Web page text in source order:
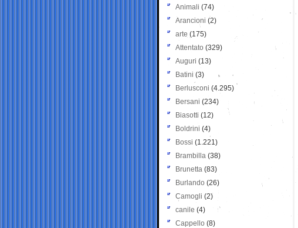
Animali (74)
Arancioni (2)
arte (175)
Attentato (329)
Auguri (13)
Batini (3)
Berlusconi (4.295)
Bersani (234)
Biasotti (12)
Boldrini (4)
Bossi (1.221)
Brambilla (38)
Brunetta (83)
Burlando (26)
Camogli (2)
canile (4)
Cappello (8)